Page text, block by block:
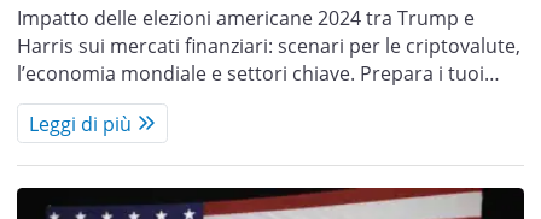
Impatto delle elezioni americane 2024 tra Trump e
Harris sui mercati finanziari: scenari per le criptovalute,
l’economia mondiale e settori chiave. Prepara i tuoi…
Leggi di più